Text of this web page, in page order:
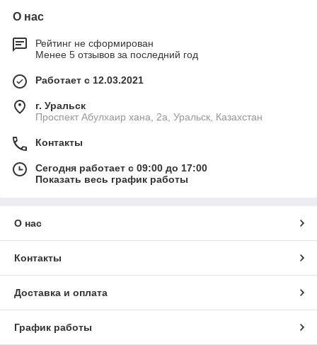
О нас
Рейтинг не сформирован
Менее 5 отзывов за последний год
Работает с 12.03.2021
г. Уральск
Проспект Абулхаир хана, 2а, Уральск, Казахстан
Контакты
Сегодня работает с 09:00 до 17:00
Показать весь график работы
О нас
Контакты
Доставка и оплата
График работы